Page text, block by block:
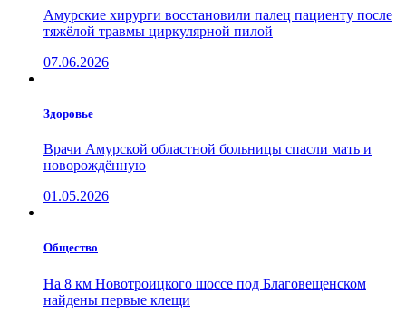
Амурские хирурги восстановили палец пациенту после
тяжёлой травмы циркулярной пилой
07.06.2026
Здоровье
Врачи Амурской областной больницы спасли мать и
новорождённую
01.05.2026
Общество
На 8 км Новотроицкого шоссе под Благовещенском
найдены первые клещи